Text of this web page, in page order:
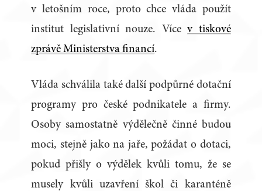
v letošním roce, proto chce vláda použít
institut legislativní nouze. Vícev tiskové
zprávě Ministerstva financí.
Vláda schválila také další podpůrné dotační
programy pro české podnikatele a firmy.
Osoby samostatně výdělečně činné budou
moci, stejně jako na jaře, požádat o dotaci,
pokud přišly o výdělek kvůli tomu, že se
musely kvůli uzavření škol či karanténě